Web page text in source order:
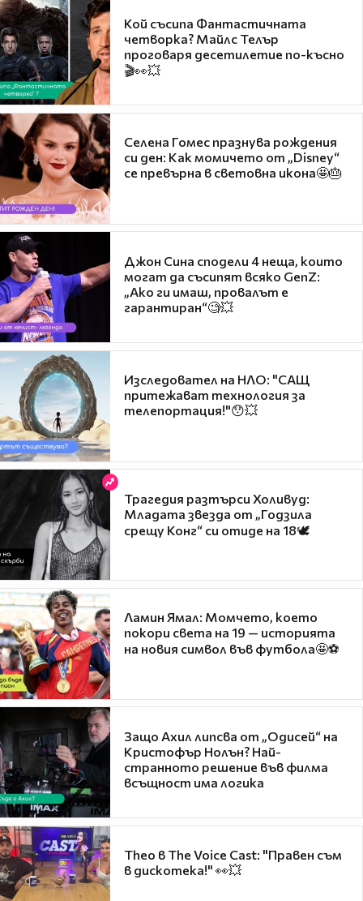
Кой съсипа Фантастичната
четворка? Майлс Телър
проговаря десетилетие по-късно
🎬👀💥
Селена Гомес празнува рождения
си ден: Как момичето от „Disney“
се превърна в световна икона🤩🎂
Джон Сина сподели 4 неща, които
могат да съсипят всяко GenZ:
„Ако ги имаш, провалът е
гарантиран“🧐💥
Изследовател на НЛО: "САЩ
притежават технология за
телепортация!"😯💥
Трагедия разтърси Холивуд:
Младата звезда от „Годзила
срещу Конг“ си отиде на 18🕊️
Ламин Ямал: Момчето, което
покори света на 19 — историята
на новия символ във футбола🤩⚽
Защо Ахил липсва от „Одисей“ на
Кристофър Нолън? Най-
странното решение във филма
всъщност има логика
Theo в The Voice Cast: "Правен съм
в дискотека!" 👀💥